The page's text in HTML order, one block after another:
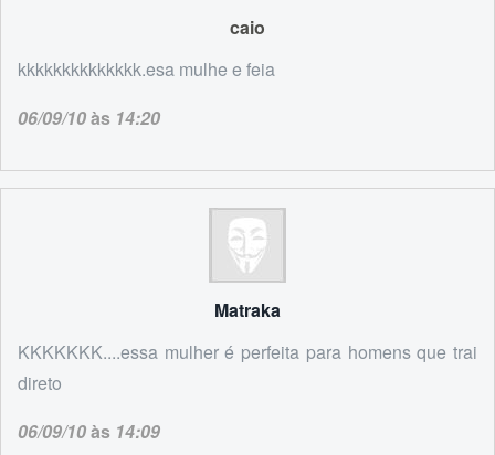
caio
kkkkkkkkkkkkkk.esa mulhe e feia
06/09/10às 14:20
Matraka
KKKKKKK....essa mulher é perfeita para homens que trai
direto
06/09/10às 14:09